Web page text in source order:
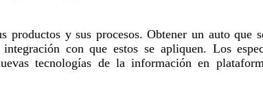
y sus procesos. Obtener un auto que
con que estos se apliquen. Los
tecnologías de la información en